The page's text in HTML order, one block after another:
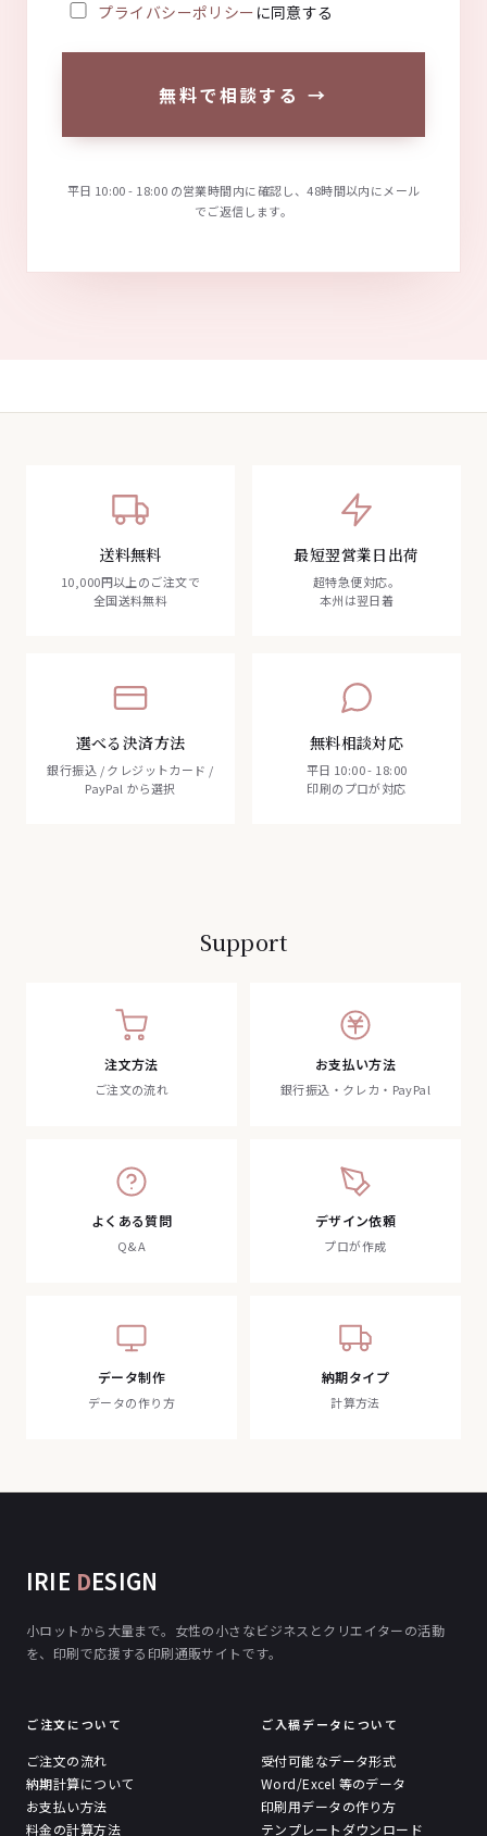
プライバシーポリシー に同意する
無料で相談する →
平日 10:00 - 18:00 の営業時間内に確認し、48時間以内にメール
でご返信します。
送料無料
10,000円以上のご注文で
全国送料無料
最短翌営業日出荷
超特急便対応。
本州は翌日着
選べる決済方法
銀行振込 / クレジットカード /
PayPal から選択
無料相談対応
平日 10:00 - 18:00
印刷のプロが対応
Support
注文方法
ご注文の流れ
お支払い方法
銀行振込・クレカ・PayPal
よくある質問
Q&A
デザイン依頼
プロが作成
データ制作
データの作り方
納期タイプ
計算方法
IRIE DESIGN
小ロットから大量まで。女性の小さなビジネスとクリエイターの活動
を、印刷で応援する印刷通販サイトです。
ご注文について
ご注文の流れ
納期計算について
お支払い方法
料金の計算方法
ご入稿データについて
受付可能なデータ形式
Word/Excel 等のデータ
印刷用データの作り方
テンプレートダウンロード